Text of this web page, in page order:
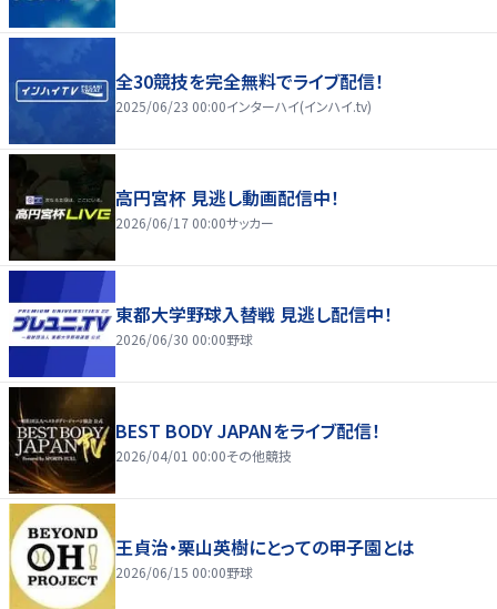
全30競技を完全無料でライブ配信！
2025/06/23 00:00インターハイ(インハイ.tv)
高円宮杯 見逃し動画配信中！
2026/06/17 00:00サッカー
東都大学野球入替戦 見逃し配信中！
2026/06/30 00:00野球
BEST BODY JAPANをライブ配信！
2026/04/01 00:00その他競技
王貞治・栗山英樹にとっての甲子園とは
2026/06/15 00:00野球